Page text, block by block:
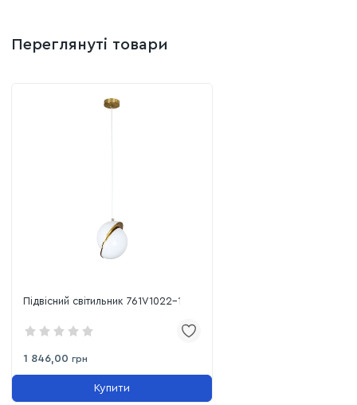
Переглянуті товари
Підвісний світильник 761V1022-1
1 846,00 грн
Купити